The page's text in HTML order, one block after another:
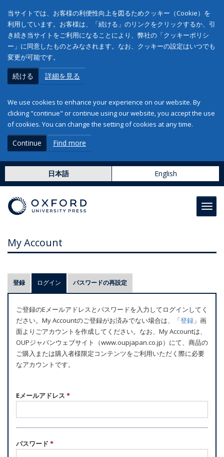
当サイトでは、お客様の利便性向上を図るためクッキー（Cookie）を
利用しています。お客様は、「続ける」のリンクをクリックするか、引
き続き当サイトをご利用になることにより、弊社の「クッキーポリシ
ー」に同意したものとみなされます。なお、クッキーの設定はいつでも
変更が可能です。
続ける 詳細を見る
We use cookies to enhance your experience on our website. By
clicking "continue" or continue using our website, you accept the use
of cookies. You can change the setting of cookies at any time.
Continue Find more
日本語 English
My Account
プ
ラ
マ
リ
ー
タ
ブ
登録 ログイン (アクティブなタブ)
パスワードの再設定
ご登録のEメールアドレスとパスワードを入力してログインしてく
ださい。My Accountのご登録がお済みでない場合は、「登録 」画
面よりごアカウントを作成してください。なお、My Accountは、
OUPジャパンウェブサイト（www.oupjapan.co.jp）にて、商品の
ご購入または購入者様限定コンテンツをご利用いただく際に必要
なアカウントです。
Eメールアドレス *
パスワード *